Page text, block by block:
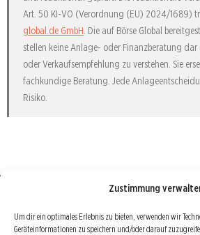
Zustimmung
Um dir ein optimales Erlebnis zu bieten, verwenden wir
Geräteinformationen zu speichern und/oder darauf
Art. 50 KI-VO (Verordnung (EU) 2024/1689)
global.de GmbH. Die auf Börse Global
stellen keine Anlage- oder Finanzberatung
oder Verkaufsempfehlung zu verstehen. Sie
fachkundige Beratung. Jede
Risiko.
Börse : lokal, international, global